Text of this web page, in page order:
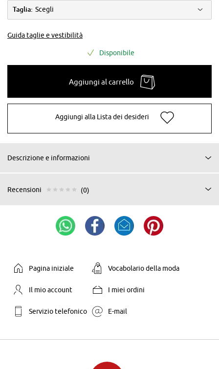
Taglia: Scegli
Guida taglie e vestibilità
Disponibile
Aggiungi al carrello
Aggiungi alla Lista dei desideri
Descrizione e informazioni
Recensioni (0)
Pagina iniziale Vocabolario della moda
Il mio account I miei ordini
Servizio telefonico E-mail